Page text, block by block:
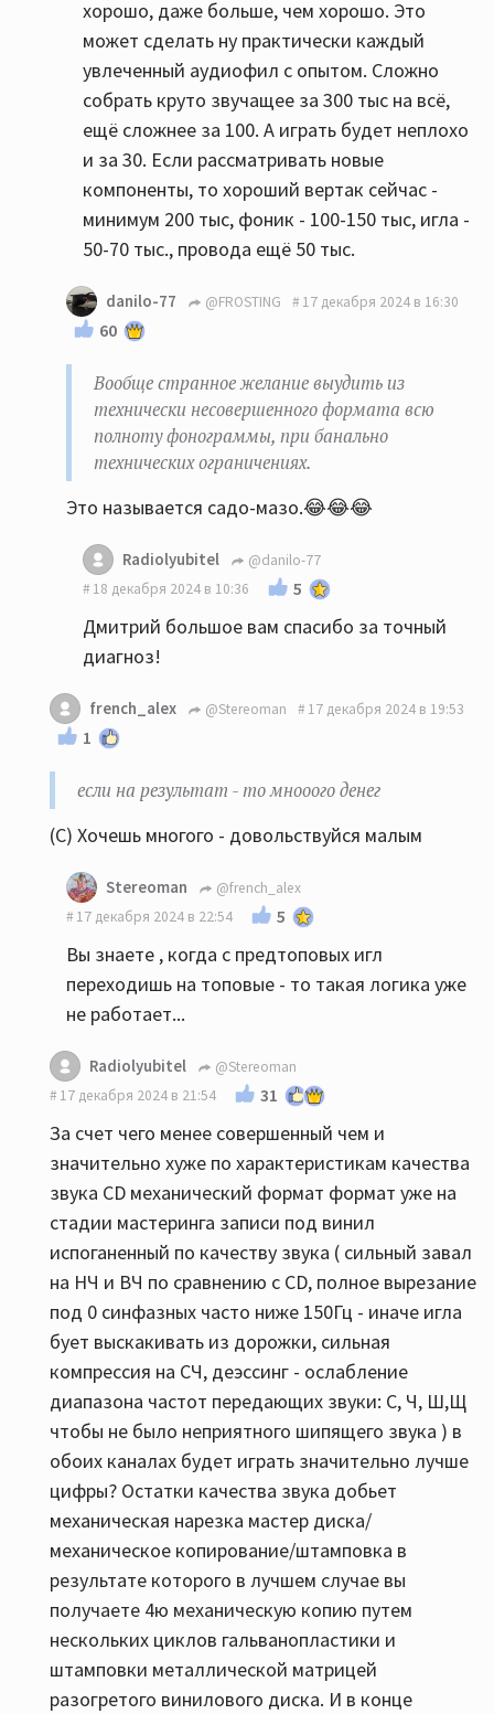
хорошо, даже больше, чем хорошо. Это
может сделать ну практически каждый
увлеченный аудиофил с опытом. Сложно
собрать круто звучащее за 300 тыс на всё,
ещё сложнее за 100. А играть будет неплохо
и за 30. Если рассматривать новые
компоненты, то хороший вертак сейчас -
минимум 200 тыс, фоник - 100-150 тыс, игла -
50-70 тыс., провода ещё 50 тыс.
danilo-77 @FROSTING 17 декабря 2024 в 16:30
60
Вообще странное желание выудить из
технически несовершенного формата всю
полноту фонограммы, при банально
технических ограничениях.
Это называется садо-мазо.😂😂😂
Radiolyubitel
@danilo-77
18 декабря 2024 в 10:36
5
Дмитрий большое вам спасибо за точный
диагноз!
french_alex @Stereoman 17 декабря 2024 в 19:53
1
если на результат - то мнооого денег
(С) Хочешь многого - довольствуйся малым
Stereoman
@french_alex
17 декабря 2024 в 22:54
5
Вы знаете , когда с предтоповых игл
переходишь на топовые - то такая логика уже
не работает...
Radiolyubitel
@Stereoman
17 декабря 2024 в 21:54
31
За счет чего менее совершенный чем и
значительно хуже по характеристикам качества
звука CD механический формат формат уже на
стадии мастеринга записи под винил
испоганенный по качеству звука ( сильный завал
на НЧ и ВЧ по сравнению с CD, полное вырезание
под 0 синфазных часто ниже 150Гц - иначе игла
бует выскакивать из дорожки, сильная
компрессия на СЧ, деэссинг - ослабление
диапазона частот передающих звуки: С, Ч, Ш,Щ
чтобы не было неприятного шипящего звука ) в
обоих каналах будет играть значительно лучше
цифры? Остатки качества звука добьет
механическая нарезка мастер диска/
механическое копирование/штамповка в
результате которого в лучшем случае вы
получаете 4ю механическую копию путем
нескольких циклов гальванопластики и
штамповки металлической матрицей
разогретого винилового диска. И в конце